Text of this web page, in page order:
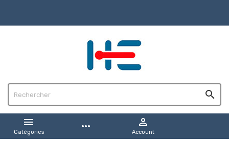


Catégories more_horiz 
Account